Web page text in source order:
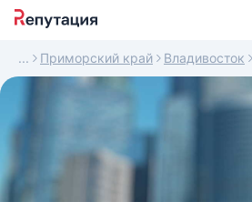
Приморский край Владивосток